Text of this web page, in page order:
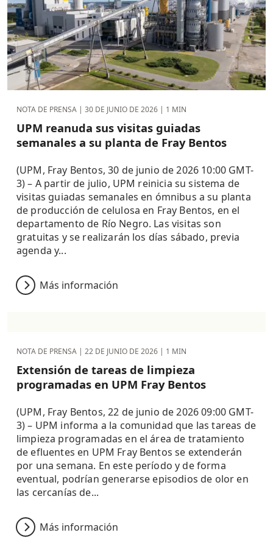
NOTA DE PRENSA | 30 DE JUNIO DE 2026 | 1 MIN
UPM reanuda sus visitas guiadas
semanales a su planta de Fray Bentos
(UPM, Fray Bentos, 30 de junio de 2026 10:00 GMT-
3) – A partir de julio, UPM reinicia su sistema de
visitas guiadas semanales en ómnibus a su planta
de producción de celulosa en Fray Bentos, en el
departamento de Río Negro. Las visitas son
gratuitas y se realizarán los días sábado, previa
agenda y...
Más información
NOTA DE PRENSA | 22 DE JUNIO DE 2026 | 1 MIN
Extensión de tareas de limpieza
programadas en UPM Fray Bentos
(UPM, Fray Bentos, 22 de junio de 2026 09:00 GMT-
3) – UPM informa a la comunidad que las tareas de
limpieza programadas en el área de tratamiento
de efluentes en UPM Fray Bentos se extenderán
por una semana. En este período y de forma
eventual, podrían generarse episodios de olor en
las cercanías de...
Más información